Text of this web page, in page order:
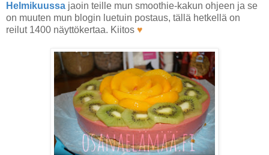
Helmikuussa jaoin teille mun smoothie-kakun ohjeen ja se
on muuten mun blogin luetuin postaus, tällä hetkellä on
reilut 1400 näyttökertaa. Kiitos ♥